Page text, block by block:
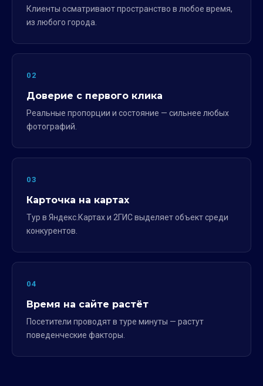
Клиенты осматривают пространство в любое время,
из любого города.
02
Доверие с первого клика
Реальные пропорции и состояние — сильнее любых
фотографий.
03
Карточка на картах
Тур в Яндекс.Картах и 2ГИС выделяет объект среди
конкурентов.
04
Время на сайте растёт
Посетители проводят в туре минуты — растут
поведенческие факторы.